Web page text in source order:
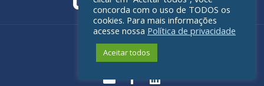
Política de privacidade
concorda com o uso de TODOS os
cookies. Para mais informações
acesse nossa Política de privacidade
Aceitar todos